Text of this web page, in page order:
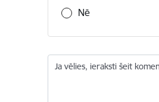
Nē
Ja vēlies, ieraksti šeit